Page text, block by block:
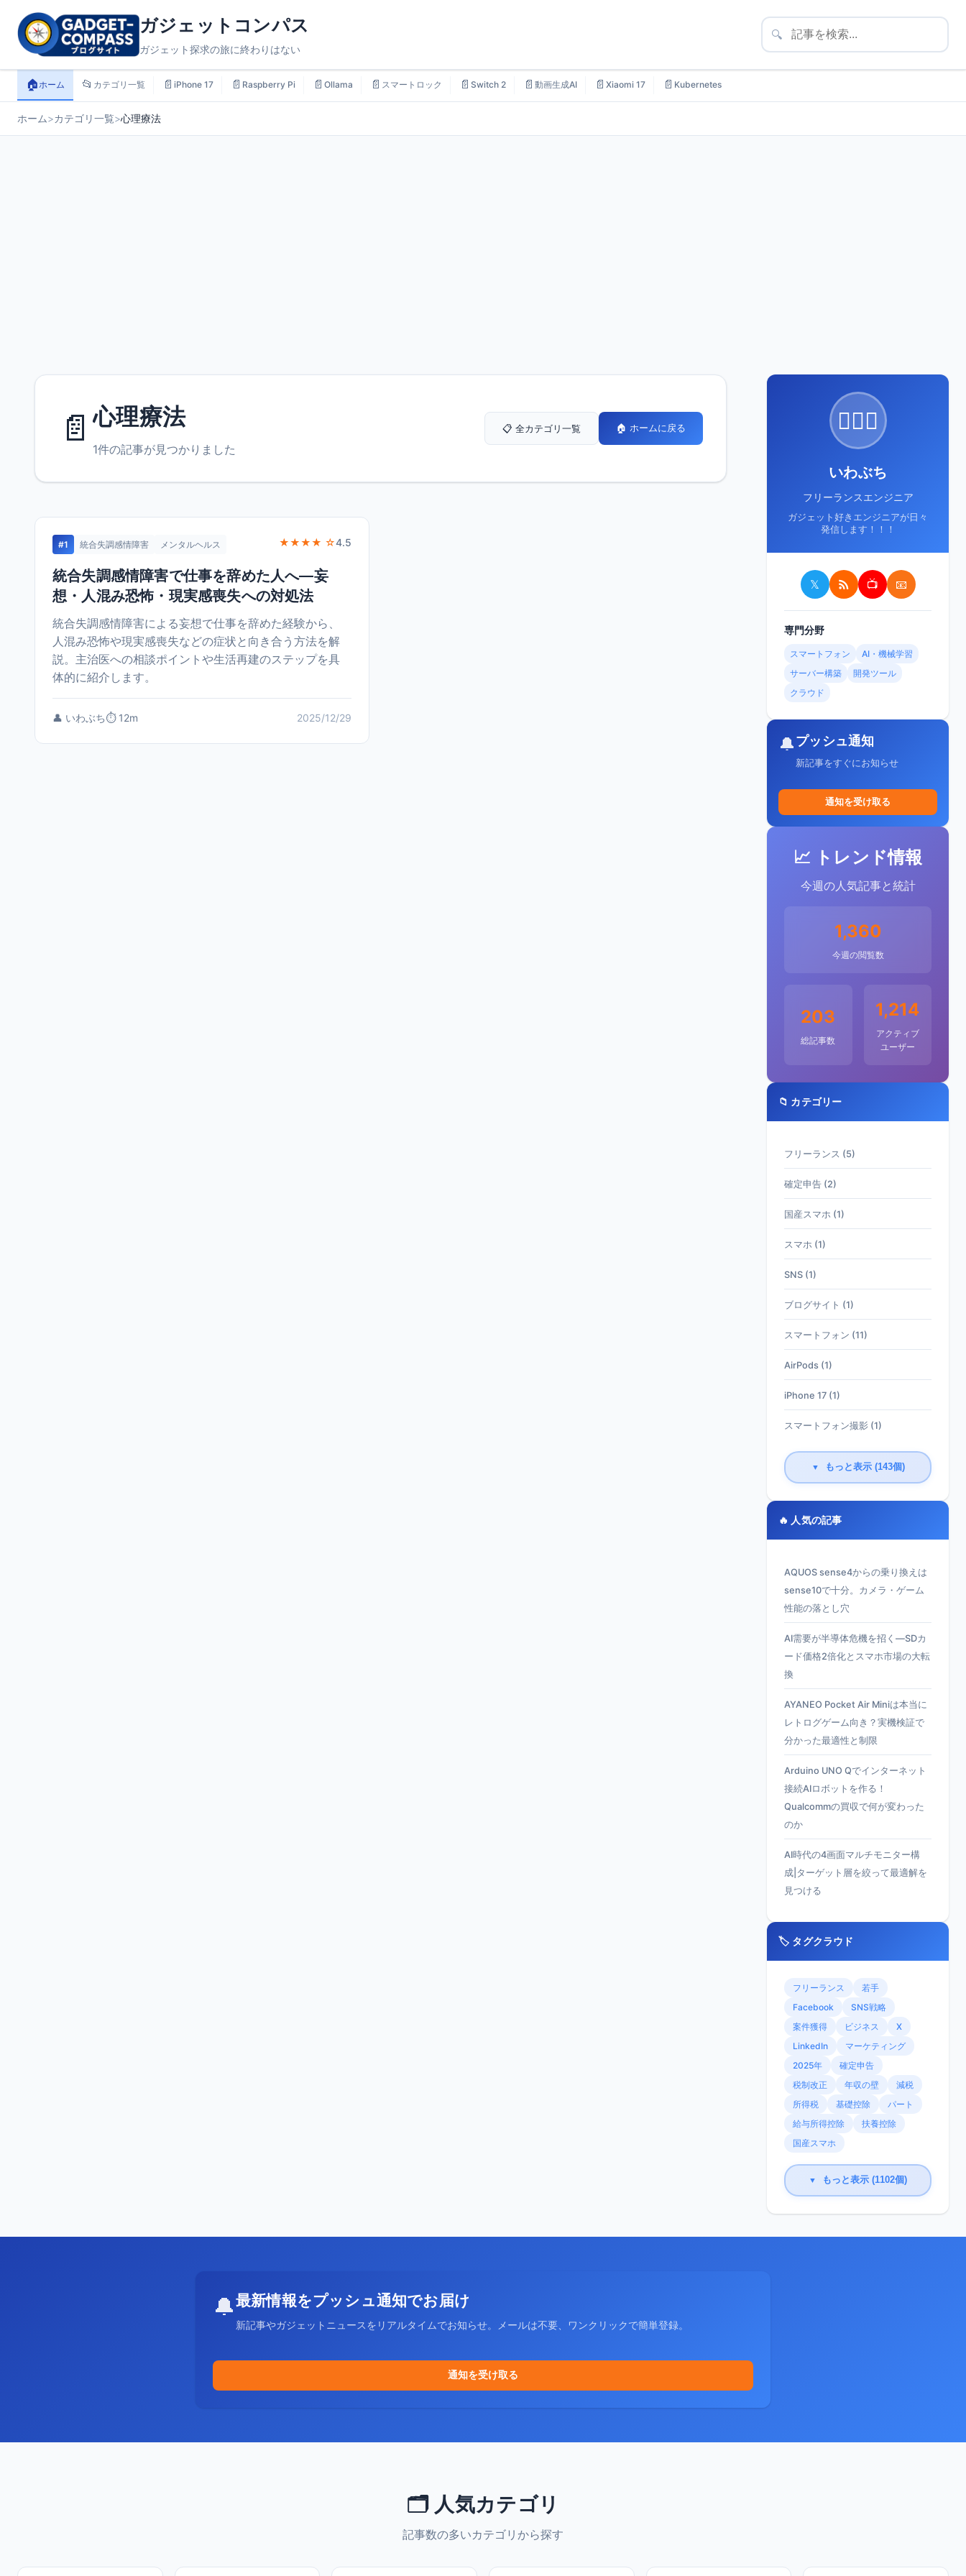
ガジェットコンパス
ガジェット探求の旅に終わりはない
🔍
🏠ホーム 📂 カテゴリ一覧 📄 iPhone 17 📄 Raspberry Pi 📄 Ollama 📄 スマートロック 📄 Switch 2 📄 動画生成AI 📄 Xiaomi 17 📄 Kubernetes
ホーム>カテゴリ一覧>心理療法
📄 心理療法
1件の記事が見つかりました
📋 全カテゴリ一覧 🏠 ホームに戻る
#1 統合失調感情障害 メンタルヘルス ★★★★ ☆4.5
統合失調感情障害で仕事を辞めた人へ—妄
想・人混み恐怖・現実感喪失への対処法
統合失調感情障害による妄想で仕事を辞めた経験から、
人混み恐怖や現実感喪失などの症状と向き合う方法を解
説。主治医への相談ポイントや生活再建のステップを具
体的に紹介します。
👤 いわぶち⏱️ 12m 2025/12/29
🙋🏻‍♂️
いわぶち
フリーランスエンジニア
ガジェット好きエンジニアが日々
発信します！！！
𝕏 📺 📧
専門分野
スマートフォン
AI・機械学習
サーバー構築
開発ツール
クラウド
🔔プッシュ通知
新記事をすぐにお知らせ
通知を受け取る
📈 トレンド情報
今週の人気記事と統計
1,360
今週の閲覧数
203
総記事数
1,214
アクティブ
ユーザー
📁 カテゴリー
フリーランス (5)
確定申告 (2)
国産スマホ (1)
スマホ (1)
SNS (1)
ブログサイト (1)
スマートフォン (11)
AirPods (1)
iPhone 17 (1)
スマートフォン撮影 (1)
▼ もっと表示 (143個)
🔥 人気の記事
AQUOS sense4からの乗り換えは
sense10で十分。カメラ・ゲーム
性能の落とし穴
AI需要が半導体危機を招く—SDカ
ード価格2倍化とスマホ市場の大転
換
AYANEO Pocket Air Miniは本当に
レトログゲーム向き？実機検証で
分かった最適性と制限
Arduino UNO Qでインターネット
接続AIロボットを作る！
Qualcommの買収で何が変わった
のか
AI時代の4画面マルチモニター構
成|ターゲット層を絞って最適解を
見つける
🏷️ タグクラウド
フリーランス
若手
Facebook
SNS戦略
案件獲得
ビジネス
X
LinkedIn
マーケティング
2025年
確定申告
税制改正
年収の壁
減税
所得税
基礎控除
パート
給与所得控除
扶養控除
国産スマホ
▼ もっと表示 (1102個)
🔔最新情報をプッシュ通知でお届け
新記事やガジェットニュースをリアルタイムでお知らせ。メールは不要、ワンクリックで簡単登録。
通知を受け取る
🗂️ 人気カテゴリ
記事数の多いカテゴリから探す